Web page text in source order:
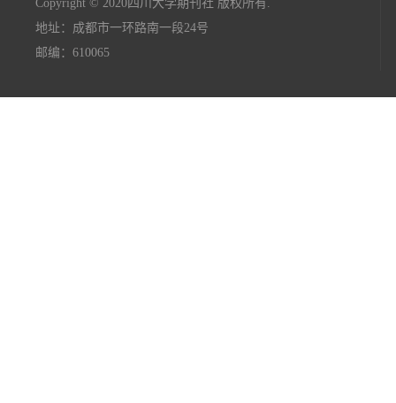
Copyright © 2020四川大学期刊社 版权所有.
地址：成都市一环路南一段24号
邮编：610065